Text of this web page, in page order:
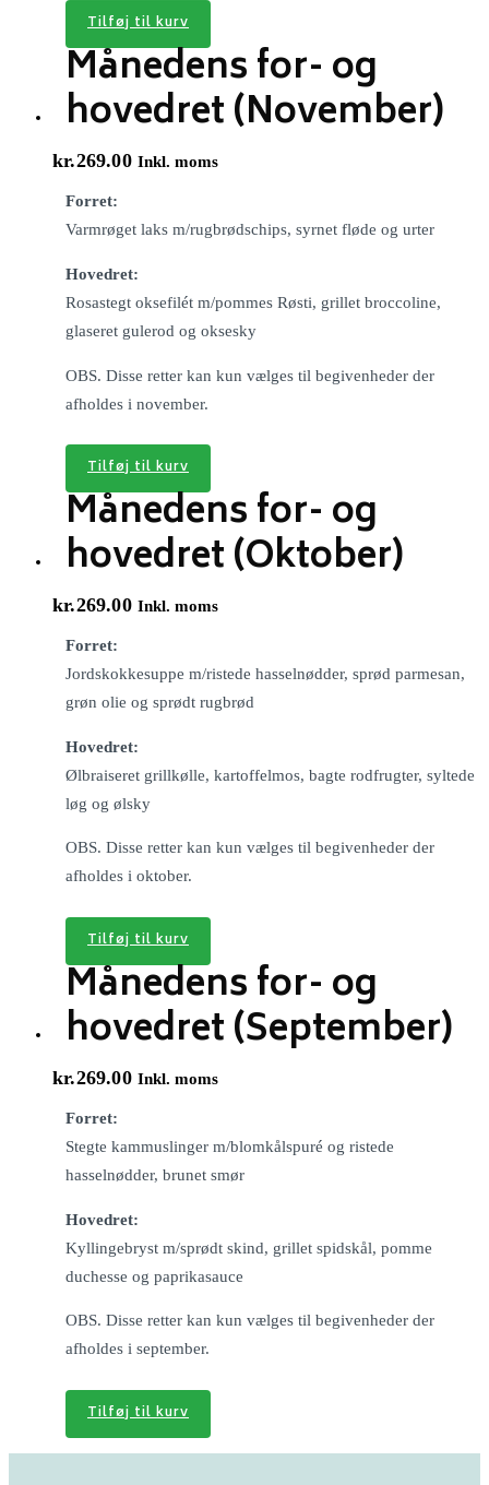
Tilføj til kurv
Månedens for- og
hovedret (November)
kr.269.00 Inkl. moms
Forret:
Varmrøget laks m/rugbrødschips, syrnet fløde og urter
Hovedret:
Rosastegt oksefilét m/pommes Røsti, grillet broccoline,
glaseret gulerod og oksesky
OBS. Disse retter kan kun vælges til begivenheder der
afholdes i november.
Tilføj til kurv
Månedens for- og
hovedret (Oktober)
kr.269.00 Inkl. moms
Forret:
Jordskokkesuppe m/ristede hasselnødder, sprød parmesan,
grøn olie og sprødt rugbrød
Hovedret:
Ølbraiseret grillkølle, kartoffelmos, bagte rodfrugter, syltede
løg og ølsky
OBS. Disse retter kan kun vælges til begivenheder der
afholdes i oktober.
Tilføj til kurv
Månedens for- og
hovedret (September)
kr.269.00 Inkl. moms
Forret:
Stegte kammuslinger m/blomkålspuré og ristede
hasselnødder, brunet smør
Hovedret:
Kyllingebryst m/sprødt skind, grillet spidskål, pomme
duchesse og paprikasauce
OBS. Disse retter kan kun vælges til begivenheder der
afholdes i september.
Tilføj til kurv